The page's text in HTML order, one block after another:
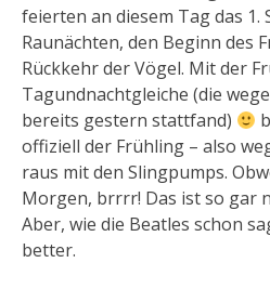
feierten an diesem Tag das 1.
Raunächten, den Beginn des
Rückkehr der Vögel. Mit der
Tagundnachtgleiche (die
bereits gestern stattfand)
offiziell der Frühling – also
raus mit den Slingpumps.
Morgen, brrrr! Das ist so gar
Aber, wie die Beatles schon
better.